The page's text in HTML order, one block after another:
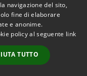
© 2026 • Comune di
• Powered by
Accesso
redazione
navigazione del sito,
fine di elaborare
e anonime.
policy al seguente link
TUTTO